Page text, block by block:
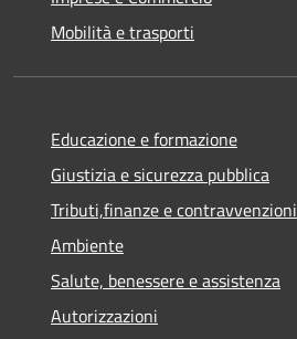
Mobilità e trasporti
Educazione e formazione
Giustizia e sicurezza pubblica
Tributi,finanze e contravvenzioni
Ambiente
Salute, benessere e assistenza
Autorizzazioni